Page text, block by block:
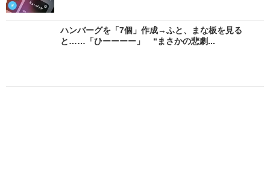
ハンバーグを「7個」作成→ふと、まな板を見る
と……「ひーーーー」 “まさかの悲劇...